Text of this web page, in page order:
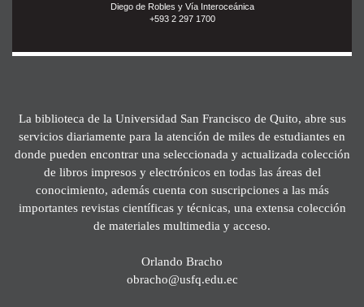
Diego de Robles y Vía Interoceánica
+593 2 297 1700
La biblioteca de la Universidad San Francisco de Quito, abre sus
servicios diariamente para la atención de miles de estudiantes en
donde pueden encontrar una seleccionada y actualizada colección
de libros impresos y electrónicos en todas las áreas del
conocimiento, además cuenta con suscripciones a las más
importantes revistas científicas y técnicas, una extensa colección
de materiales multimedia y acceso.
Orlando Bracho
obracho@usfq.edu.ec